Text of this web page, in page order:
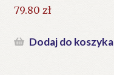
79.80 zł
Dodaj do koszyka